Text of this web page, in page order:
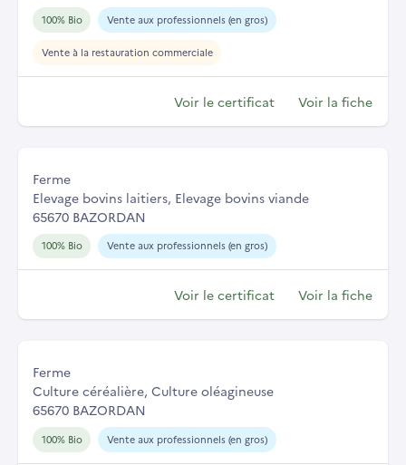
100% Bio Vente aux professionnels (en gros)
Vente à la restauration commerciale
Voir le certificat Voir la fiche
Ferme
Elevage bovins laitiers, Elevage bovins viande
65670 BAZORDAN
100% Bio Vente aux professionnels (en gros)
Voir le certificat Voir la fiche
Ferme
Culture céréalière, Culture oléagineuse
65670 BAZORDAN
100% Bio Vente aux professionnels (en gros)